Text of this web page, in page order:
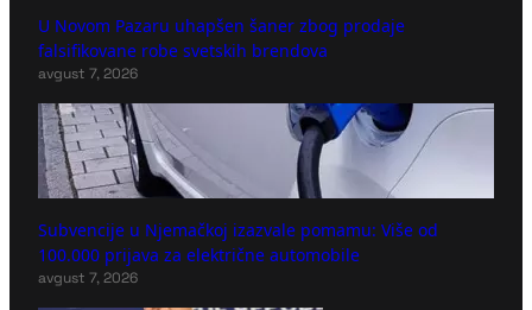
U Novom Pazaru uhapšen šaner zbog prodaje
falsifikovane robe svetskih brendova
avgust 7, 2026
Subvencije u Njemačkoj izazvale pomamu: Više od
100.000 prijava za električne automobile
avgust 7, 2026